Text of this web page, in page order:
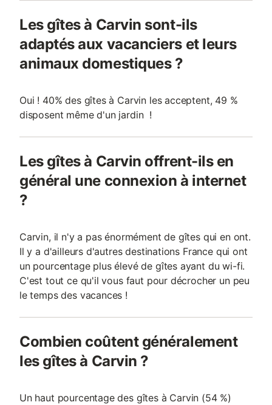
Les gîtes à Carvin sont-ils
adaptés aux vacanciers et leurs
animaux domestiques ?
Oui ! 40% des gîtes à Carvin les acceptent, 49 %
disposent même d'un jardin !
Les gîtes à Carvin offrent-ils en
général une connexion à internet
?
Carvin, il n'y a pas énormément de gîtes qui en ont.
Il y a d'ailleurs d'autres destinations France qui ont
un pourcentage plus élevé de gîtes ayant du wi-fi.
C'est tout ce qu'il vous faut pour décrocher un peu
le temps des vacances !
Combien coûtent généralement
les gîtes à Carvin ?
Un haut pourcentage des gîtes à Carvin (54 %)